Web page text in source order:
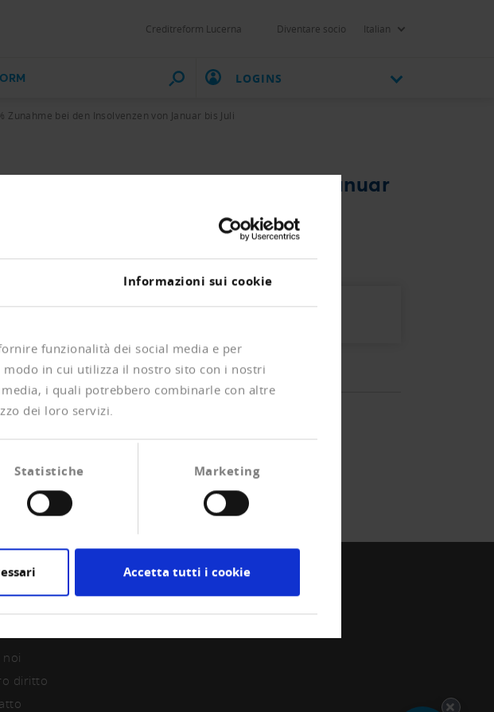
Informazioni sui cookie
funzionalità dei social media e per
in cui utilizza il nostro sito con i nostri
i quali potrebbero combinarle con altre
dei loro servizi.
Statistiche Marketing
Accetta tutti i cookie
Creditreform Lucerna Diventare socio Italian
LOGINS
bei den Insolvenzen von Januar bis Juli
bei den Insolvenzen von Januar
noi
diritto